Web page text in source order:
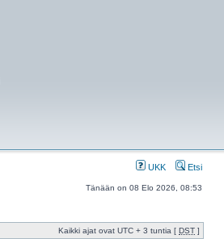
UKK Etsi
Tänään on 08 Elo 2026, 08:53
Kaikki ajat ovat UTC + 3 tuntia [ DST ]